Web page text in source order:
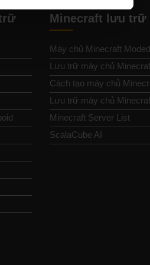
Minecraft lưu trữ
Máy chủ Minecraft
Lưu trữ máy chủ
Cách tạo máy chủ
Lưu trữ máy chủ
Minecraft Server List
ScalaCube AI